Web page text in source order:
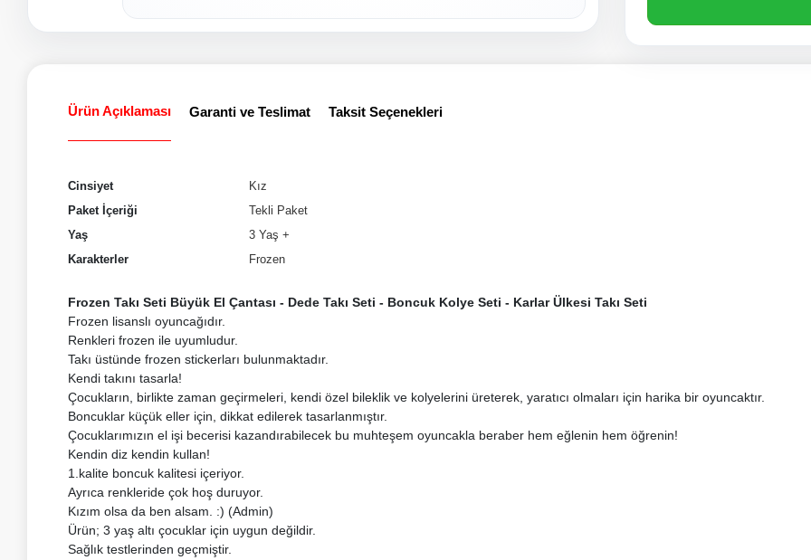
Ürün Açıklaması Garanti ve Teslimat Taksit Seçenekleri
Cinsiyet
Kız
Paket İçeriği
Tekli Paket
Yaş
3 Yaş +
Karakterler
Frozen
Frozen Takı Seti Büyük El Çantası - Dede Takı Seti - Boncuk Kolye Seti - Karlar Ülkesi Takı Seti
Frozen lisanslı oyuncağıdır.
Renkleri frozen ile uyumludur.
Takı üstünde frozen stickerları bulunmaktadır.
Kendi takını tasarla!
Çocukların, birlikte zaman geçirmeleri, kendi özel bileklik ve kolyelerini üreterek, yaratıcı olmaları için harika bir oyuncaktır.
Boncuklar küçük eller için, dikkat edilerek tasarlanmıştır.
Çocuklarımızın el işi becerisi kazandırabilecek bu muhteşem oyuncakla beraber hem eğlenin hem öğrenin!
Kendin diz kendin kullan!
1.kalite boncuk kalitesi içeriyor.
Ayrıca renkleride çok hoş duruyor.
Kızım olsa da ben alsam. :) (Admin)
Ürün; 3 yaş altı çocuklar için uygun değildir.
Sağlık testlerinden geçmiştir.